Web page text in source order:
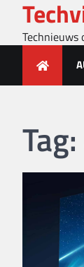
contentTechnieuws
Tag: